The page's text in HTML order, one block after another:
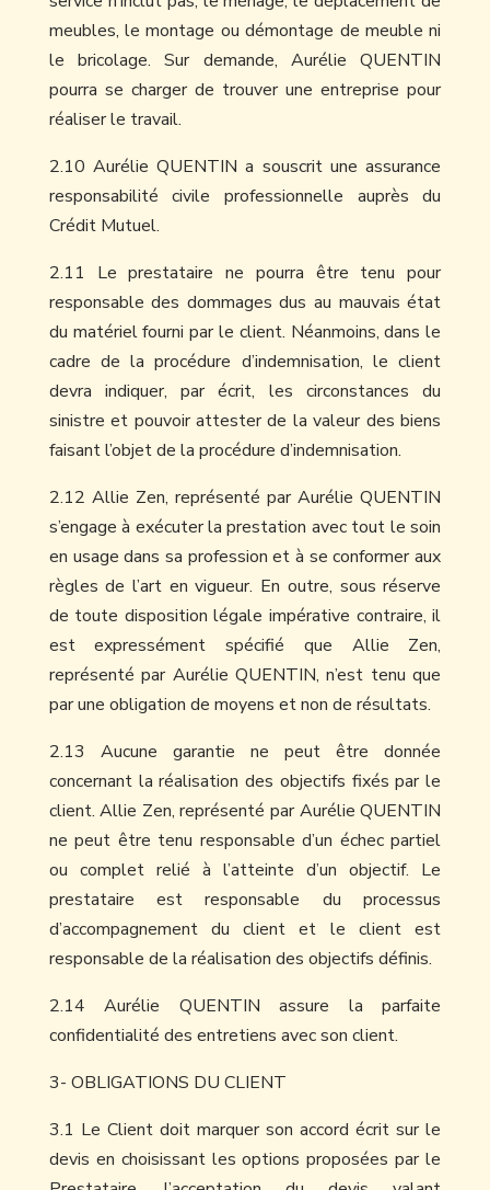
meubles, le montage ou démontage de meuble ni
le bricolage. Sur demande, Aurélie QUENTIN
pourra se charger de trouver une entreprise pour
réaliser le travail.
2.10 Aurélie QUENTIN a souscrit une assurance
responsabilité civile professionnelle auprès du
Crédit Mutuel.
2.11 Le prestataire ne pourra être tenu pour
responsable des dommages dus au mauvais état
du matériel fourni par le client. Néanmoins, dans le
cadre de la procédure d’indemnisation, le client
devra indiquer, par écrit, les circonstances du
sinistre et pouvoir attester de la valeur des biens
faisant l’objet de la procédure d’indemnisation.
2.12 Allie Zen, représenté par Aurélie QUENTIN
s’engage à exécuter la prestation avec tout le soin
en usage dans sa profession et à se conformer aux
règles de l’art en vigueur. En outre, sous réserve
de toute disposition légale impérative contraire, il
est expressément spécifié que Allie Zen,
représenté par Aurélie QUENTIN, n’est tenu que
par une obligation de moyens et non de résultats.
2.13 Aucune garantie ne peut être donnée
concernant la réalisation des objectifs fixés par le
client. Allie Zen, représenté par Aurélie QUENTIN
ne peut être tenu responsable d’un échec partiel
ou complet relié à l’atteinte d’un objectif. Le
prestataire est responsable du processus
d’accompagnement du client et le client est
responsable de la réalisation des objectifs définis.
2.14 Aurélie QUENTIN assure la parfaite
confidentialité des entretiens avec son client.
3- OBLIGATIONS DU CLIENT
3.1 Le Client doit marquer son accord écrit sur le
devis en choisissant les options proposées par le